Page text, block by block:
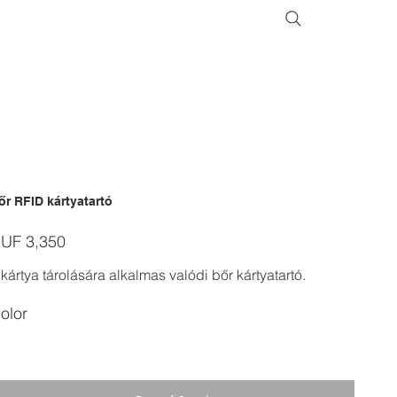
RFID kártyatartó
3,350
tárolására alkalmas valódi bőr kártyatartó.